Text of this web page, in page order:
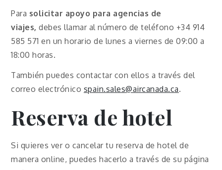
Para solicitar apoyo para agencias de
viajes, debes llamar al número de teléfono +34 914
585 571 en un horario de lunes a viernes de 09:00 a
18:00 horas.
También puedes contactar con ellos a través del
correo electrónico spain.sales@aircanada.ca.
Reserva de hotel
Si quieres ver o cancelar tu reserva de hotel de
manera online, puedes hacerlo a través de su página